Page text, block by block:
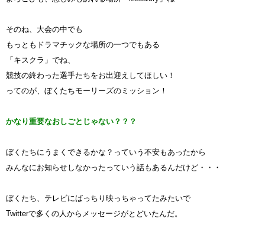
そのね、大会の中でも
もっともドラマチックな場所の一つでもある
「キスクラ」でね、
競技の終わった選手たちをお出迎えしてほしい！
ってのが、ぼくたちモーリーズのミッション！
かなり重要なおしごとじゃない？？？
ぼくたちにうまくできるかな？っていう不安もあったから
みんなにお知らせしなかったっていう話もあるんだけど・・・
ぼくたち、テレビにばっちり映っちゃってたみたいで
Twitterで多くの人からメッセージがとどいたんだ。